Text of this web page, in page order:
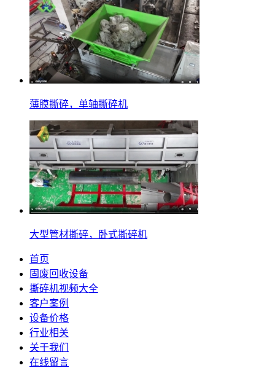
薄膜撕碎，单轴撕碎机
大型管材撕碎，卧式撕碎机
首页
固废回收设备
撕碎机视频大全
客户案例
设备价格
行业相关
关于我们
在线留言